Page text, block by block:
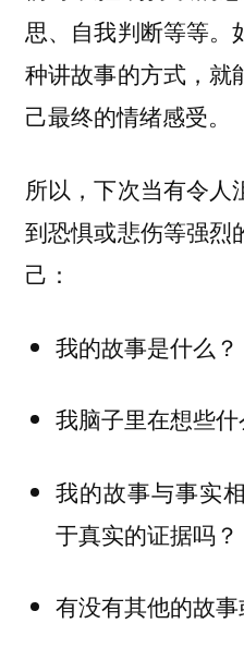
思、自我判断等等。
种讲故事的方式，就
己最终的情绪感受。
所以，下次当有令人
到恐惧或悲伤等强烈
己：
我的故事是什么？
我脑子里在想些什
我的故事与事实
于真实的证据吗？
有没有其他的故